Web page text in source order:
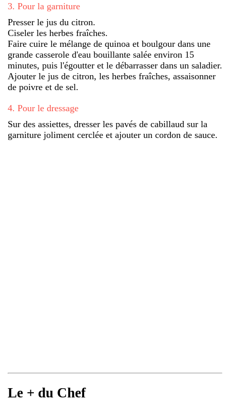
3. Pour la garniture
Presser le jus du citron.
Ciseler les herbes fraîches.
Faire cuire le mélange de quinoa et boulgour dans une
grande casserole d'eau bouillante salée environ 15
minutes, puis l'égoutter et le débarrasser dans un saladier.
Ajouter le jus de citron, les herbes fraîches, assaisonner
de poivre et de sel.
4. Pour le dressage
Sur des assiettes, dresser les pavés de cabillaud sur la
garniture joliment cerclée et ajouter un cordon de sauce.
Le + du Chef